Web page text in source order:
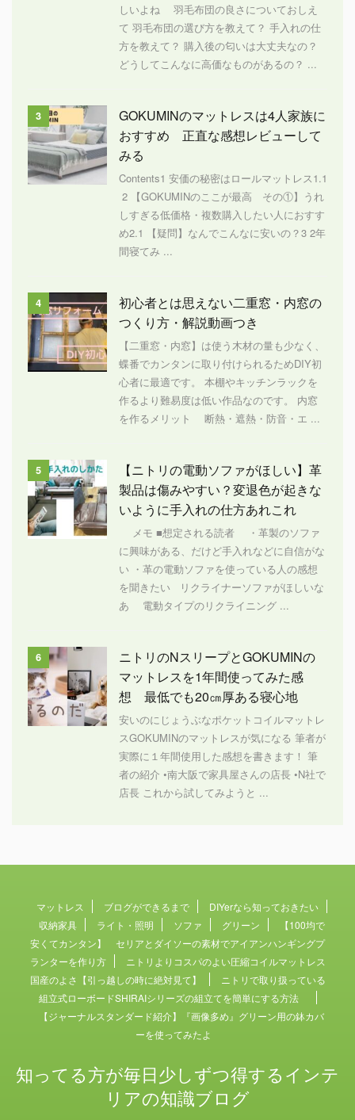
しいよね 羽毛布団の良さについておしえ
て 羽毛布団の選び方を教えて？ 手入れの仕
方を教えて？ 購入後の匂いは大丈夫なの？
どうしてこんなに高価なものがあるの？ ...
3
GOKUMINのマットレスは4人家族に
おすすめ 正直な感想レビューして
みる
Contents1 安価の秘密はロールマットレス1.1
2 【GOKUMINのここが最高 その①】うれ
しすぎる低価格・複数購入したい人におすす
め2.1 【疑問】なんでこんなに安いの？3 2年
間寝てみ ...
4
初心者とは思えない二重窓・内窓の
つくり方・解説動画つき
【二重窓・内窓】は使う木材の量も少なく、
蝶番でカンタンに取り付けられるためDIY初
心者に最適です。 本棚やキッチンラックを
作るより難易度は低い作品なのです。 内窓
を作るメリット 断熱・遮熱・防音・エ ...
5
【ニトリの電動ソファがほしい】革
製品は傷みやすい？変退色が起きな
いように手入れの仕方あれこれ
メモ ■想定される読者 ・革製のソファ
に興味がある、だけど手入れなどに自信がな
い ・革の電動ソファを使っている人の感想
を聞きたい リクライナーソファがほしいな
あ 電動タイプのリクライニング ...
6
ニトリのNスリープとGOKUMINの
マットレスを1年間使ってみた感
想 最低でも20㎝厚ある寝心地
安いのにじょうぶなポケットコイルマットレ
スGOKUMINのマットレスが気になる 筆者が
実際に１年間使用した感想を書きます！ 筆
者の紹介 •南大阪で家具屋さんの店長 •N社で
店長 これから試してみようと ...
マットレス ブログができるまで
DIYerなら知っておきたい
収納家具
ライト・照明 ソファ グリーン
【100均で
安くてカンタン】 セリアとダイソーの素材でアイアンハンギングプ
ランターを作り方
ニトリよりコスパのよい圧縮コイルマットレス
国産のよさ【引っ越しの時に絶対見て】
ニトリで取り扱っている
組立式ローボードSHIRAIシリーズの組立てを簡単にする方法
【ジャーナルスタンダード紹介】『画像多め』グリーン用の鉢カバ
ーを使ってみたよ
知ってる方が毎日少しずつ得するインテ
リアの知識ブログ